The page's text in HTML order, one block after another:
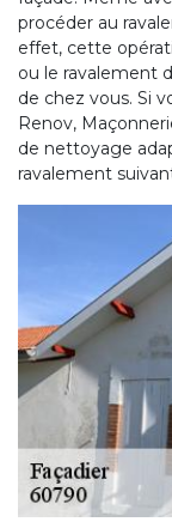
procéder au
effet, cette
ou le ravalement
de chez vous. Si
Renov,
de nettoyage
ravalement